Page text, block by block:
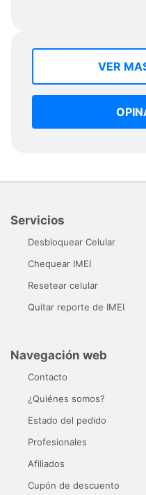
VER
Servicios
Desbloquear Celular
Chequear IMEI
Resetear celular
Quitar reporte de IMEI
Navegación web
Contacto
¿Quiénes somos?
Estado del pedido
Profesionales
Afiliados
Cupón de descuento